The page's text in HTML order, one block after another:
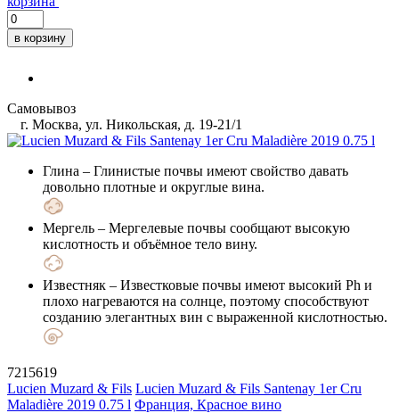
в корзину
Самовывоз
г. Москва, ул. Никольская, д. 19-21/1
Глина – Глинистые почвы имеют свойство давать
довольно плотные и округлые вина.
Мергель – Мергелевые почвы сообщают высокую
кислотность и объёмное тело вину.
Известняк – Известковые почвы имеют высокий Ph и
плохо нагреваются на солнце, поэтому способствуют
созданию элегантных вин с выраженной кислотностью.
7215619
Lucien Muzard & Fils Lucien Muzard & Fils Santenay 1er Cru
Maladière 2019 0.75 l Франция, Красное вино